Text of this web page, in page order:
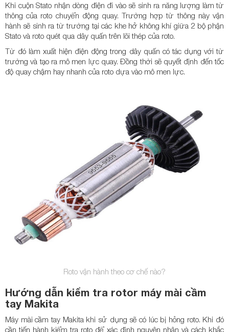
Khi cuộn Stato nhận dòng điện đi vào sẽ sinh ra năng lượng làm từ
thông của roto chuyển động quay. Trường hợp từ thông này vận
hành sẽ sinh ra từ trường tại các khe hở không khí giữa 2 bộ phận
Stato và roto quét qua dây quấn trên lõi thép của roto.
Từ đó làm xuất hiện điện động trong dây quấn có tác dụng với từ
trường và tạo ra mô men lực quay. Đồng thời sẽ quyết định đến tốc
độ quay chậm hay nhanh của roto dựa vào mô men lực.
Roto vận hành theo cơ chế nào?
Hướng dẫn kiểm tra rotor máy mài cầm
tay Makita
Máy mài cầm tay Makita khi sử dụng sẽ có lúc bị hỏng roto. Khi đó
cần tiến hành kiểm tra roto để xác định nguyên nhân và cách khắc